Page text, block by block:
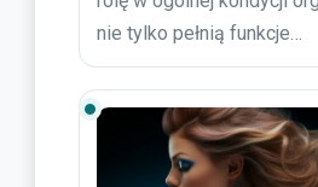
nie tylko pełnią funkcje…